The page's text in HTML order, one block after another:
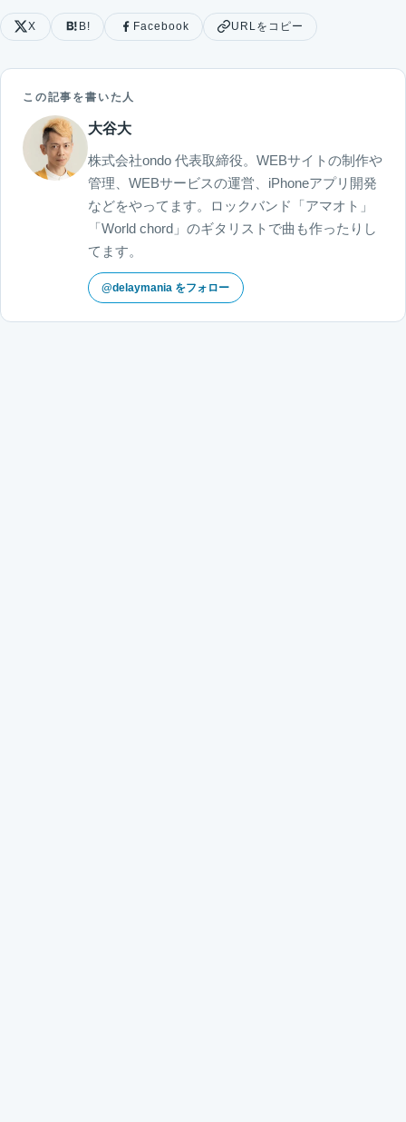
X B! Facebook URLをコピー
この記事を書いた人
大谷大
株式会社ondo 代表取締役。WEBサイトの制作や
管理、WEBサービスの運営、iPhoneアプリ開発
などをやってます。ロックバンド「アマオト」
「World chord」のギタリストで曲も作ったりし
てます。
@delaymania をフォロー